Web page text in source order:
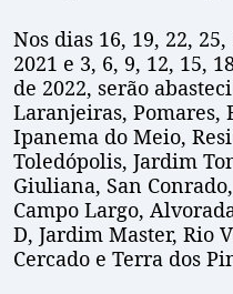
Nos dias 16, 19, 22,
2021 e 3, 6, 9, 12, 15,
de 2022, serão
Laranjeiras, Pomares,
Ipanema do Meio,
Toledópolis, Jardim
Giuliana, San
Campo Largo,
D, Jardim Master, Rio
Cercado e Terra dos